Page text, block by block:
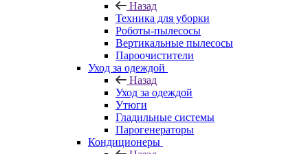
Назад
Техника для уборки
Роботы-пылесосы
Вертикальные пылесосы
Пароочистители
Уход за одеждой
Назад
Уход за одеждой
Утюги
Гладильные системы
Парогенераторы
Кондиционеры